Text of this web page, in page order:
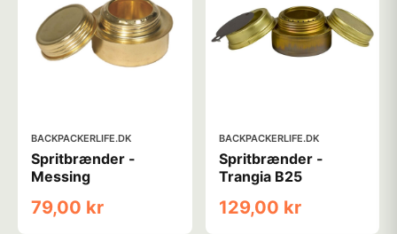
BACKPACKERLIFE.DK
Spritbrænder -
Messing
79,00 kr
BACKPACKERLIFE.DK
Spritbrænder -
Trangia B25
129,00 kr